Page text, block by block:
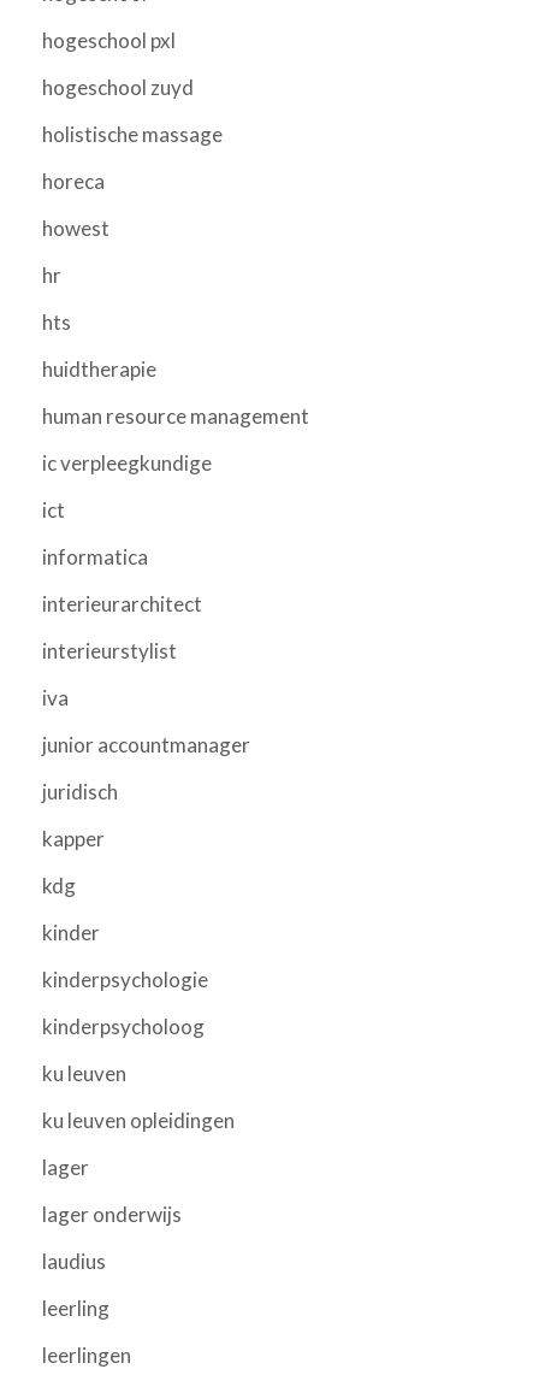
hogeschool pxl
hogeschool zuyd
holistische massage
horeca
howest
hr
hts
huidtherapie
human resource management
ic verpleegkundige
ict
informatica
interieurarchitect
interieurstylist
iva
junior accountmanager
juridisch
kapper
kdg
kinder
kinderpsychologie
kinderpsycholoog
ku leuven
ku leuven opleidingen
lager
lager onderwijs
laudius
leerling
leerlingen